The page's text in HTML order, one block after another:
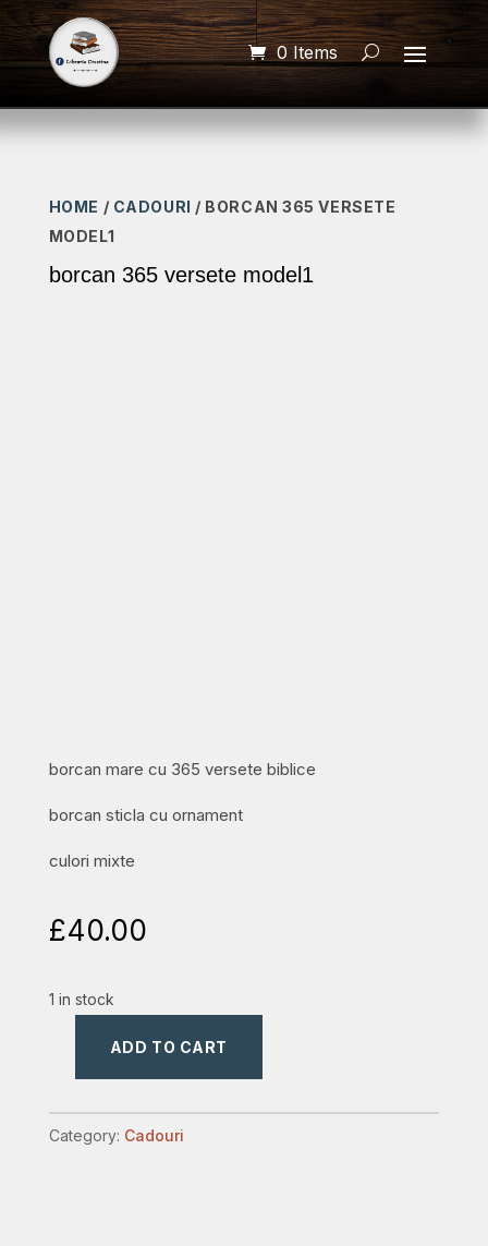
0 Items
HOME / CADOURI / BORCAN 365 VERSETE
MODEL1
borcan 365 versete model1
borcan mare cu 365 versete biblice
borcan sticla cu ornament
culori mixte
£40.00
1 in stock
versete
model1
ADD TO CART
Category: Cadouri